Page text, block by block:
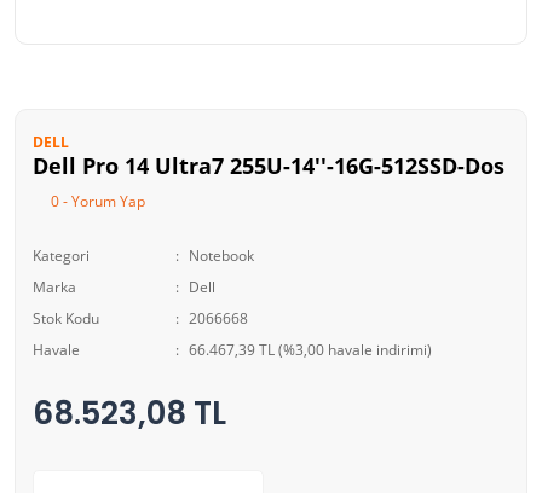
DELL
Dell Pro 14 Ultra7 255U-14''-16G-512SSD-Dos
0 - Yorum Yap
Kategori
Notebook
Marka
Dell
Stok Kodu
2066668
Havale
66.467,39 TL (%3,00 havale indirimi)
68.523,08 TL